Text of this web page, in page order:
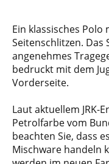
Ein klassisches
Seitenschlitzen.
angenehmes
bedruckt mit dem
Vorderseite.
Laut aktuellem JRK-
Petrolfarbe vom
beachten Sie, dass
Mischware handeln